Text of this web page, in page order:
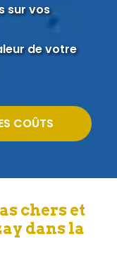
sur vos
de votre
COÛTS
chers et
dans la